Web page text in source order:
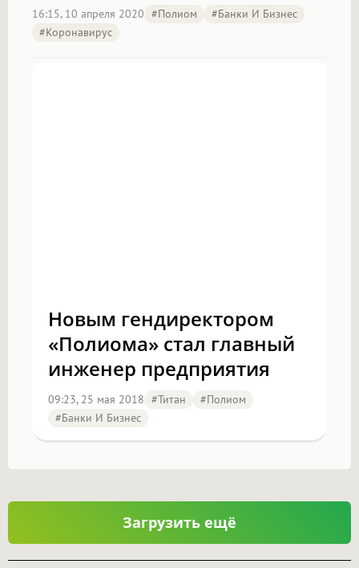
16:15, 10 апреля 2020 #полиом
#Банки И Бизнес
#Коронавирус
Новым гендиректором
«Полиома» стал главный
инженер предприятия
09:23, 25 мая 2018 #титан
#полиом
#Банки И Бизнес
Загрузить ещё